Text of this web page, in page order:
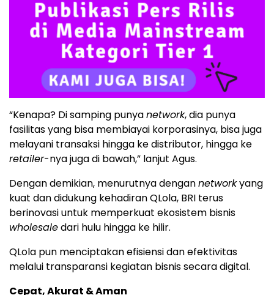
“Kenapa? Di samping punyanetwork, dia punya
fasilitas yang bisa membiayai korporasinya, bisa juga
melayani transaksi hingga ke distributor, hingga ke
retailer-nya juga di bawah,” lanjut Agus.
Dengan demikian, menurutnya dengannetworkyang
kuat dan didukung kehadiran QLola, BRI terus
berinovasi untuk memperkuat ekosistem bisnis
wholesaledari hulu hingga ke hilir.
QLola pun menciptakan efisiensi dan efektivitas
melalui transparansi kegiatan bisnis secara digital.
Cepat, Akurat & Aman